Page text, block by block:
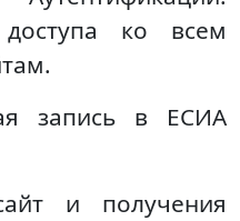
ко всем
запись в ЕСИА
и получения